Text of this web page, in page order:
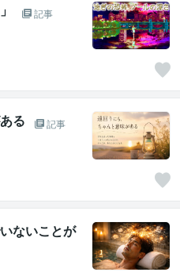
記事
る
記事
ないことが